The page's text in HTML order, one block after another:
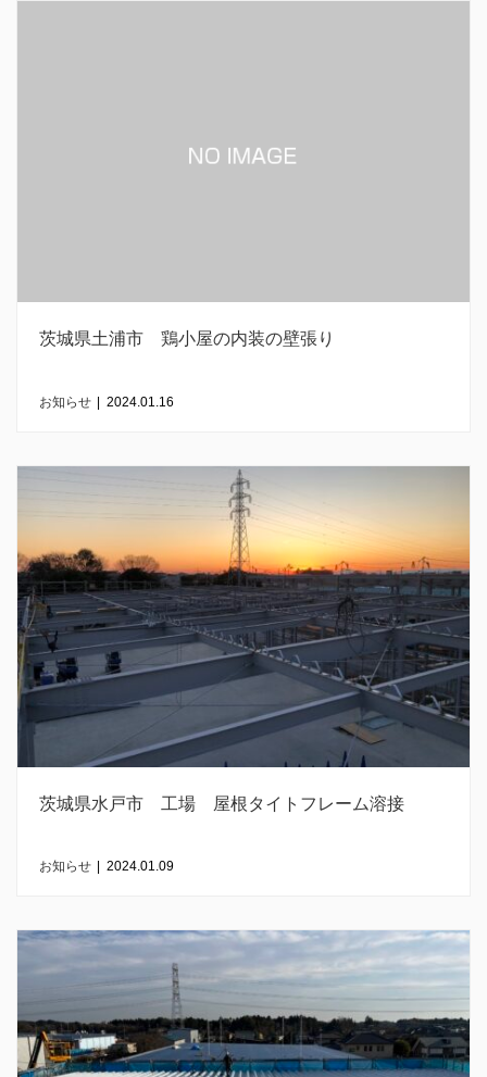
茨城県土浦市 鶏小屋の内装の壁張り
お知らせ | 2024.01.16
茨城県水戸市 工場 屋根タイトフレーム溶接
お知らせ 2024.01.09